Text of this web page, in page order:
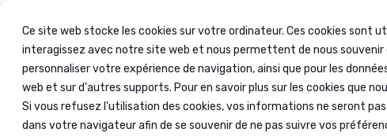
Ce site web stocke les cookies sur votre ordinateur. Ces cookies sont
interagissez avec notre site web et nous permettent de nous
personnaliser votre expérience de navigation, ainsi que pour les
web et sur d'autres supports. Pour en savoir plus sur les cookies que
Si vous refusez l'utilisation des cookies, vos informations ne seront
dans votre navigateur afin de se souvenir de ne pas suivre vos